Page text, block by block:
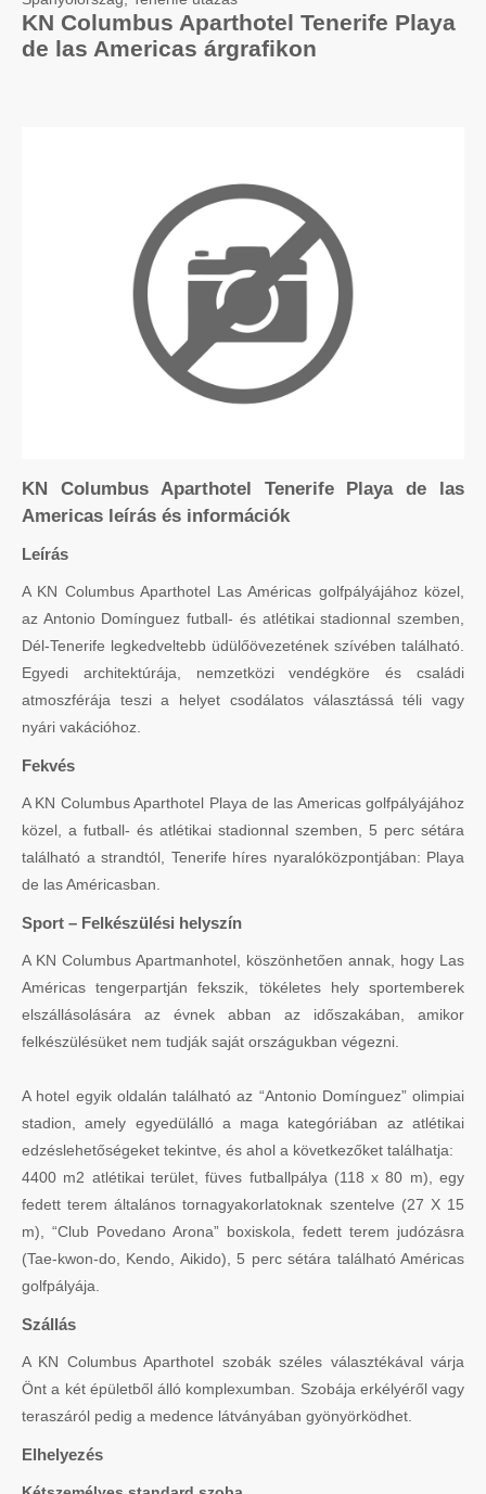
KN Columbus Aparthotel Tenerife Playa
de las Americas árgrafikon
KN Columbus Aparthotel Tenerife Playa de las
Americas leírás és információk
Leírás
A KN Columbus Aparthotel Las Américas golfpályájához közel,
az Antonio Domínguez futball- és atlétikai stadionnal szemben,
Dél-Tenerife legkedveltebb üdülőövezetének szívében található.
Egyedi architektúrája, nemzetközi vendégköre és családi
atmoszférája teszi a helyet csodálatos választássá téli vagy
nyári vakációhoz.
Fekvés
A KN Columbus Aparthotel Playa de las Americas golfpályájához
közel, a futball- és atlétikai stadionnal szemben, 5 perc sétára
található a strandtól, Tenerife híres nyaralóközpontjában: Playa
de las Américasban.
Sport – Felkészülési helyszín
A KN Columbus Apartmanhotel, köszönhetően annak, hogy Las
Américas tengerpartján fekszik, tökéletes hely sportemberek
elszállásolására az évnek abban az időszakában, amikor
felkészülésüket nem tudják saját országukban végezni.
A hotel egyik oldalán található az “Antonio Domínguez” olimpiai
stadion, amely egyedülálló a maga kategóriában az atlétikai
edzéslehetőségeket tekintve, és ahol a következőket találhatja:
4400 m2 atlétikai terület, füves futballpálya (118 x 80 m), egy
fedett terem általános tornagyakorlatoknak szentelve (27 X 15
m), “Club Povedano Arona” boxiskola, fedett terem judózásra
(Tae-kwon-do, Kendo, Aikido), 5 perc sétára található Américas
golfpályája.
Szállás
A KN Columbus Aparthotel szobák széles választékával várja
Önt a két épületből álló komplexumban. Szobája erkélyéről vagy
teraszáról pedig a medence látványában gyönyörködhet.
Elhelyezés